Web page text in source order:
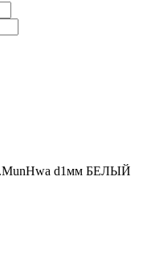
d1мм БЕЛЫЙ